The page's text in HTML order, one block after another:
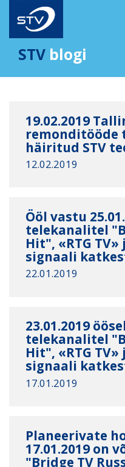
STV blogi
19.02.2019
remonditööde
häiritud STV
12.02.2019
Ööl vastu
telekanalitel
Hit", «RTG TV»
signaali
22.01.2019
23.01.2019
telekanalitel
Hit", «RTG TV»
signaali
17.01.2019
Planeerivate
17.01.2019 on
"Bridge TV